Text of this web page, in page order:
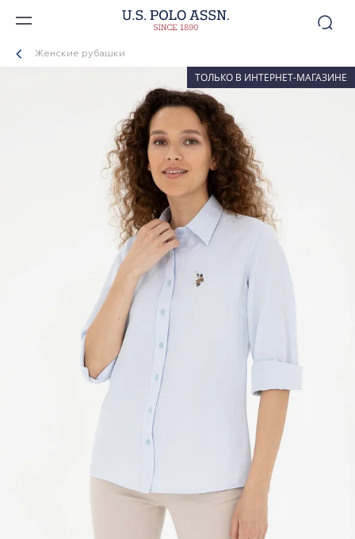
Женские рубашки
ТОЛЬКО В ИНТЕРНЕТ-МАГАЗИНЕ